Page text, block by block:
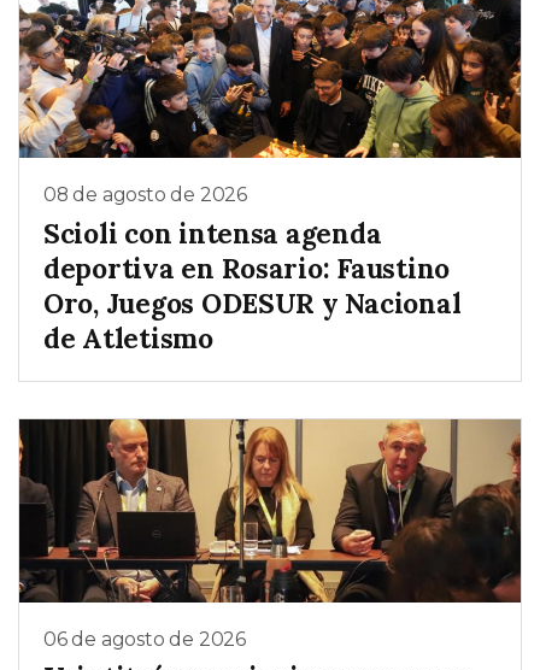
08 de agosto de 2026
Scioli con intensa agenda
deportiva en Rosario: Faustino
Oro, Juegos ODESUR y Nacional
de Atletismo
06 de agosto de 2026